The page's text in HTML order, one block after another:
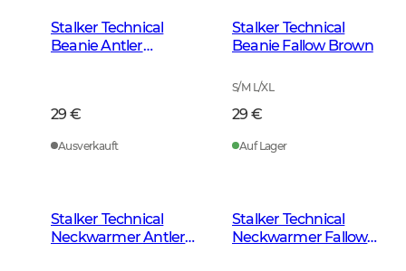
Stalker Technical
Beanie Antler
29 €
Ausverkauft
Stalker Technical
Beanie Fallow Brown
S/M L/XL
29 €
Auf Lager
Stalker Technical
Neckwarmer Antler
Stalker Technical
Neckwarmer Fallow